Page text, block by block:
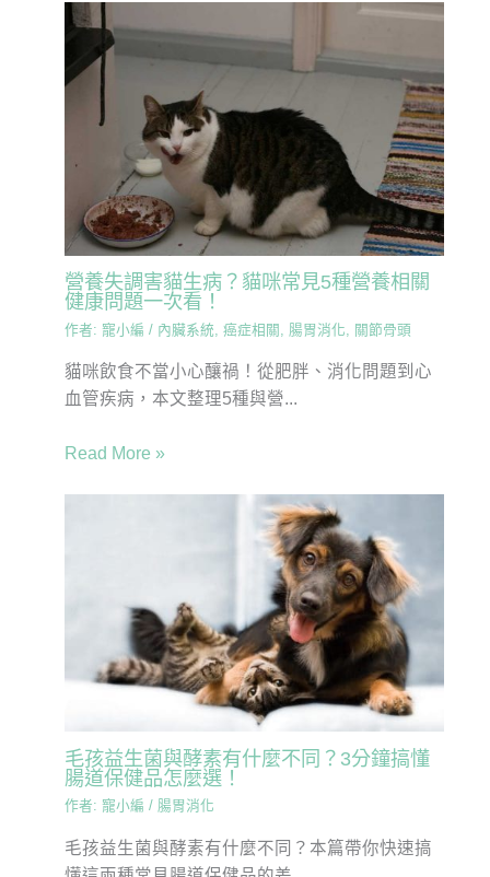
營養失調害貓生病？貓咪常見5種營養相關
健康問題一次看！
作者: 寵小編 / 內臟系統 癌症相關 腸胃消化 關節骨頭
貓咪飲食不當小心釀禍！從肥胖、消化問題到心
血管疾病，本文整理5種與營...
Read More »
毛孩益生菌與酵素有什麼不同？3分鐘搞懂
腸道保健品怎麼選！
作者: 寵小編 / 腸胃消化
毛孩益生菌與酵素有什麼不同？本篇帶你快速搞